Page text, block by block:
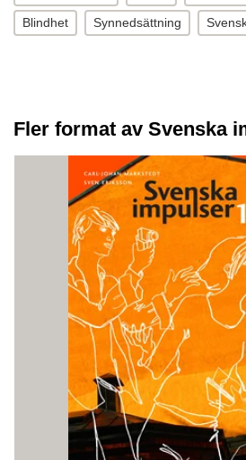
Blindhet Synnedsättning
Fler format av Svenska